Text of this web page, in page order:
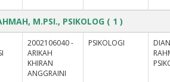
M.PSI., PSIKOLOG ( 1 )
2002106040 -
ARIKAH
KHIRAN
ANGGRAINI
PSIKOLOGI